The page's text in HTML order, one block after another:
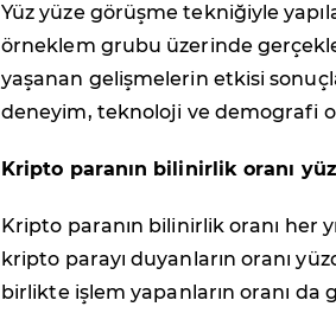
Yüz yüze görüşme tekniğiyle
örneklem grubu üzerinde
yaşanan gelişmelerin etkisi
deneyim, teknoloji ve demografi
Kripto paranın bilinirlik oranı
Kripto paranın bilinirlik oranı her
kripto parayı duyanların oranı
birlikte işlem yapanların oranı da